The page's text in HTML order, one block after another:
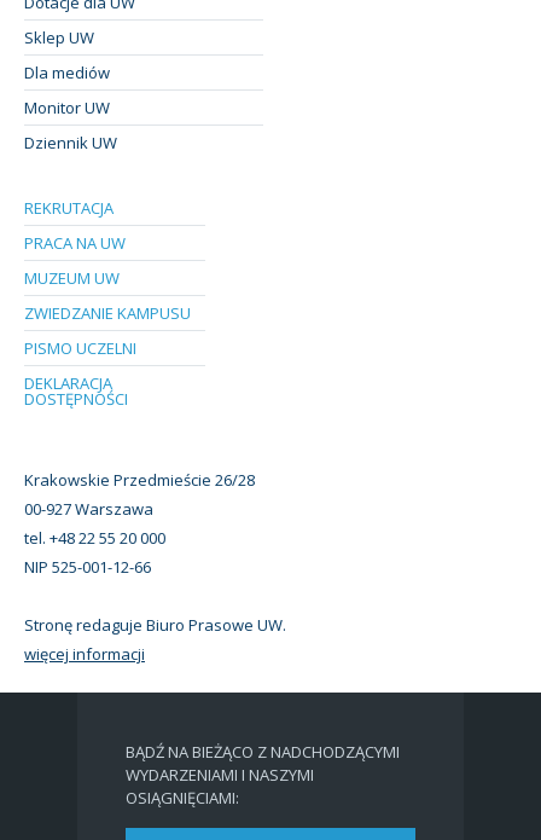
Sklep UW
Dla mediów
Monitor UW
Dziennik UW
REKRUTACJA
PRACA NA UW
MUZEUM UW
ZWIEDZANIE KAMPUSU
PISMO UCZELNI
DEKLARACJA
DOSTĘPNOŚCI
Krakowskie Przedmieście 26/28
00-927 Warszawa
tel. +48 22 55 20 000
NIP 525-001-12-66
Stronę redaguje Biuro Prasowe UW.
więcej informacji
BĄDŹ NA BIEŻĄCO Z NADCHODZĄCYMI
WYDARZENIAMI I NASZYMI
OSIĄGNIĘCIAMI: